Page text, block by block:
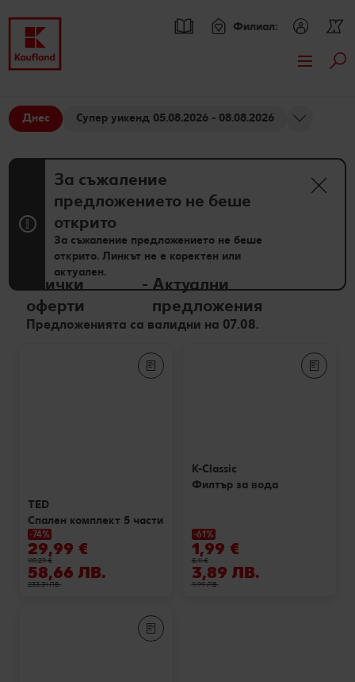
Премини към
Sticky side bar
Филиал:
Всички оферти
Допълнителни предложения
Брошури
Спестявай с XTRA партньорски отстъпки
XTRA купони
Kaufland Scan
Пазарувай в Kaufland и можеш да спечелиш JBL
награди
Асортимент
Нашите марки
Други марки
Свежест и качество
Лексикон на свежестта
Рецепти
Търсене на рецепта
Кулинарни теми
Моят Kaufland
Игри
Онлайн списание
Днес Супер уикенд 05.08.2026 - 08.08.2026
За съжаление
предложението не беше
открито
За съжаление предложението не беше
открито. Линкът не е коректен или
актуален.
Всички
оферти
- Актуални
предложения
Предложенията са валидни на 07.08.
TED
Спален комплект 5 части
-74%
29,99 €
119,29 €
58,66 ЛВ.
233,31 ЛВ.
K-Classic
Филтър за вода
-61%
1,99 €
5,11 €
3,89 ЛВ.
9,99 ЛВ.